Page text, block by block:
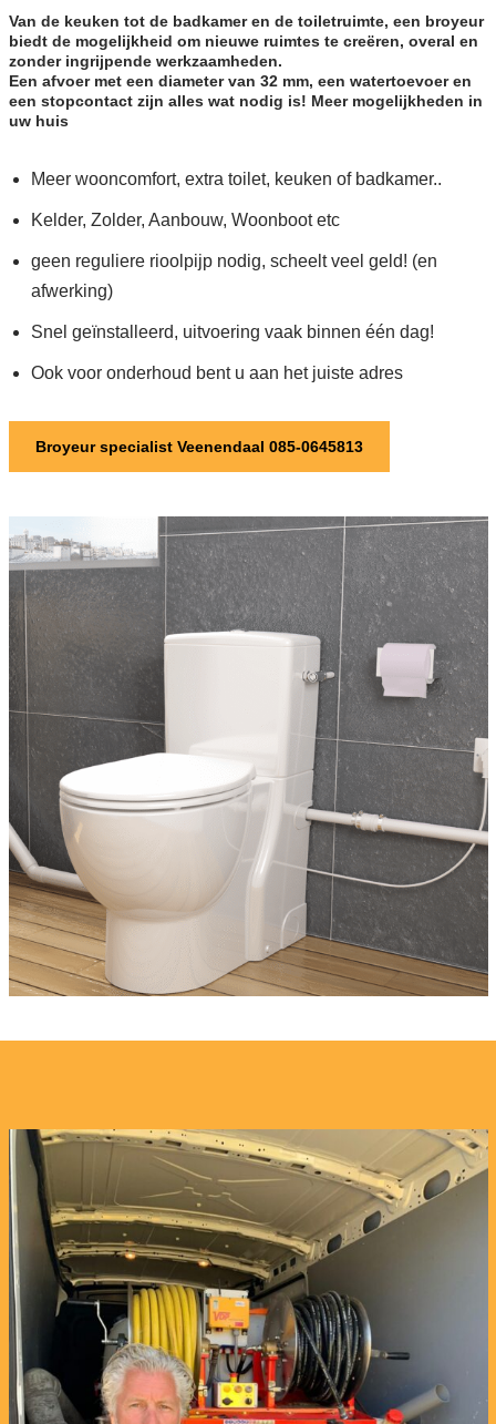
Van de keuken tot de badkamer en de toiletruimte, een broyeur
biedt de mogelijkheid om nieuwe ruimtes te creëren, overal en
zonder ingrijpende werkzaamheden.
Een afvoer met een diameter van 32 mm, een watertoevoer en
een stopcontact zijn alles wat nodig is! Meer mogelijkheden in
uw huis
Meer wooncomfort, extra toilet, keuken of badkamer..
Kelder, Zolder, Aanbouw, Woonboot etc
geen reguliere rioolpijp nodig, scheelt veel geld! (en
afwerking)
Snel geïnstalleerd, uitvoering vaak binnen één dag!
Ook voor onderhoud bent u aan het juiste adres
Broyeur specialist Veenendaal 085-0645813